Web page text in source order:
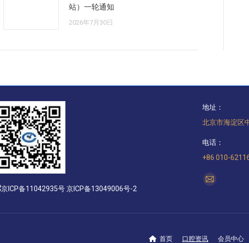
站）一轮通知
2026年7月30日
京ICP备11042935号 京ICP备13049006号-2
地址：
北京市海淀区
电话：
+86 010-
找到我们：
Mail
opens
new
首页 口腔资讯 会员中心